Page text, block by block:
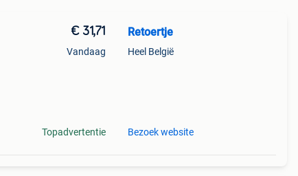
€ 31,71
Vandaag
Topadvertentie
Retoertje
Heel België
Bezoek website